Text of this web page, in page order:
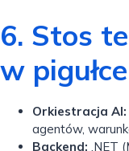
6. Stos
w pigułce
Orkiestracja AI:
agentów,
Backend: .NET